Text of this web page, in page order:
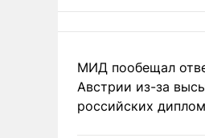
МИД пообещал
Австрии из-за
российских